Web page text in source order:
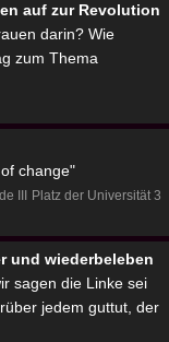
auf zur Revolution
darin? Wie
zum Thema
change"
III
Platz der Universität 3
und wiederbeleben
sagen die Linke sei
jedem guttut, der